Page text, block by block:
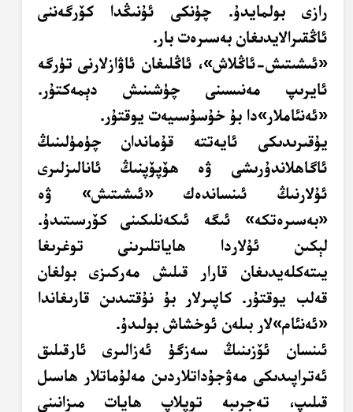
رازى بولمايدۇ. چۈنكى ئۇنىڭدا كۆرگەننى
ئاڭقىرالايدىغان بەسىرەت بار.
«ئىشىتىش-ئاڭلاش»، ئاڭلىغان ئاۋازلارنى تۈرگە
ئايرىپ مەنىسىنى چۈشىنىش دېمەكتۇر.
«ئەنئاملار»دا بۇ خۇسۇسىيەت يوقتۇر.
يۇقىرىدىكى ئايەتتە قۇماندان چۈمۈلىنىڭ
ئاگاھلاندۇرىشى ۋە ھۆپۆپنىڭ ئانالىزلىرى
ئۇلارنىڭ ئىنساندەك «ئىشىتىش» ۋە
«بەسىرەتكە» ئىگە ئىكەنلىكىنى كۆرسىتىدۇ.
لېكىن ئۇلاردا ھاياتلىرىنى توغرىغا
يىتەكلەيدىغان قارار قىلىش مەركىزى بولغان
قەلب يوقتۇر. كاپىرلار بۇ نۇقتىدىن قارىغاندا
«ئەنئام»لار بىلەن ئوخشاش بولىدۇ.
ئىنسان ئۆزىنىڭ سەزگۈ ئەزالىرى ئارقىلىق
ئەتراپىدىكى مەۋجۇداتلاردىن مەلۇماتلار ھاسىل
قىلىپ، تەجرىبە توپلاپ ھايات مىزانىنى